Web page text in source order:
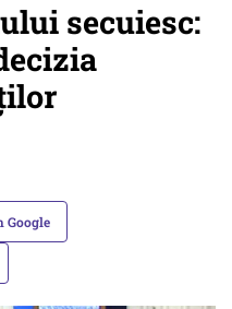
secuiesc:
Google